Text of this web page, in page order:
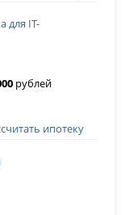
для IT-
рублей
ипотеку